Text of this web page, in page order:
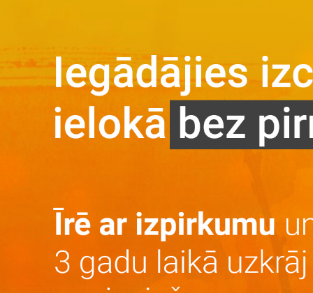
Par projektu
Vieta
Galerija
Privātuma politika
Dzīvokļi
Īre ar izpirkumu
+371 25 743 115
Iegādes noteikumi